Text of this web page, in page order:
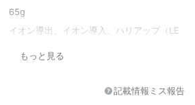
65g
イオン導出、イオン導入、ハリアップ（LE
充電式（コンセント式）
もっと見る
記載情報ミス報告